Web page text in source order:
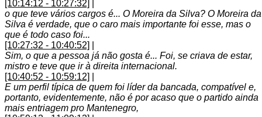
[10:14:12 - 10:27:32]
o que teve vários cargos é... O Moreira da Silva? O Moreira da
Silva é verdade, que o caro mais importante foi esse, mas o
que é todo caso foi...
[10:27:32 - 10:40:52]
Sim, o que a pessoa já não gosta é... Foi, se criava de estar,
mistro e teve que ir à direita internacional.
[10:40:52 - 10:59:12]
E um perfil típica de quem foi líder da bancada, compatível e,
portanto, evidentemente, não é por acaso que o partido ainda
mais entriagem pro Mantenegro,